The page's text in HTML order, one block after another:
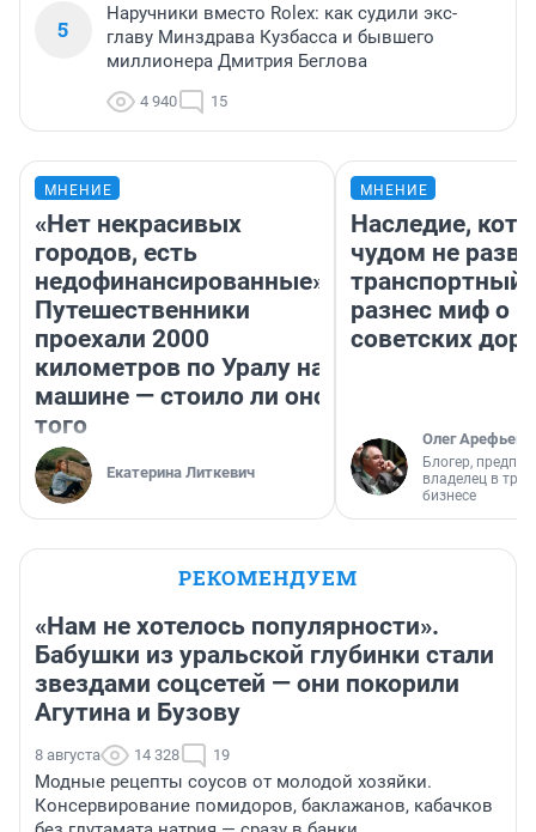
5
Наручники вместо Rolex: как судили экс-
главу Минздрава Кузбасса и бывшего
миллионера Дмитрия Беглова
4 940 15
МНЕНИЕ
«Нет некрасивых
городов, есть
недофинансированные».
Путешественники
проехали 2000
километров по Уралу на
машине — стоило ли оно
того
Екатерина Литкевич
МНЕНИЕ
Наследие,
чудом не
транспортный
разнес миф о
советских
Олег Арефьев
Блогер,
владелец в
бизнесе
РЕКОМЕНДУЕМ
«Нам не хотелось популярности».
Бабушки из уральской глубинки стали
звездами соцсетей — они покорили
Агутина и Бузову
8 августа 14 328 19
Модные рецепты соусов от молодой хозяйки.
Консервирование помидоров, баклажанов, кабачков